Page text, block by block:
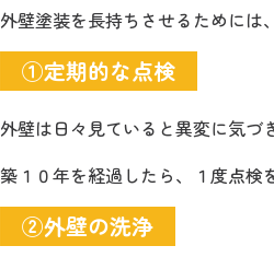
外壁塗装を長持ちさせるためには
①定期的な点検
外壁は日々見ていると異変に気づ
築１０年を経過したら、１度点検
②外壁の洗浄